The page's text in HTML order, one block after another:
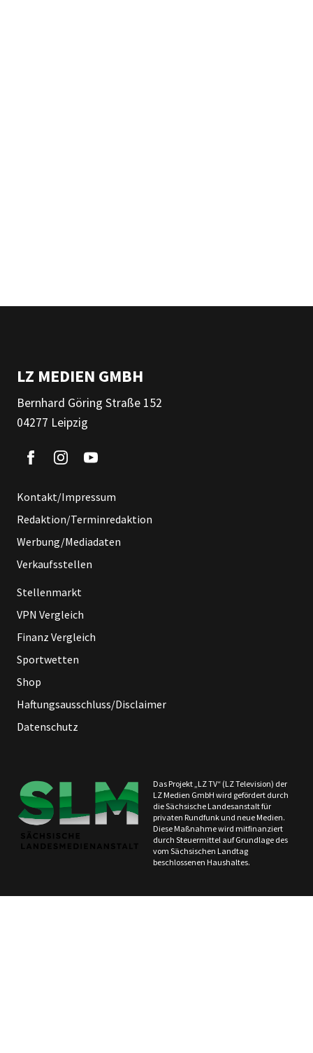
LZ MEDIEN GMBH
Bernhard Göring Straße 152
04277 Leipzig
Kontakt/Impressum
Redaktion/Terminredaktion
Werbung/Mediadaten
Verkaufsstellen
Stellenmarkt
VPN Vergleich
Finanz Vergleich
Sportwetten
Shop
Haftungsausschluss/Disclaimer
Datenschutz
Das Projekt „LZ TV“ (LZ Television) der
LZ Medien GmbH wird gefördert durch
die Sächsische Landesanstalt für
privaten Rundfunk und neue Medien.
Diese Maßnahme wird mitfinanziert
durch Steuermittel auf Grundlage des
vom Sächsischen Landtag
beschlossenen Haushaltes.